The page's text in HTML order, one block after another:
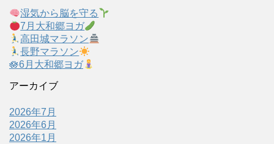
湿気から脳を守る
7月大和郷ヨガ
高田城マラソン
長野マラソン
🪷6月大和郷ヨガ
アーカイブ
2026年7月
2026年6月
2026年1月